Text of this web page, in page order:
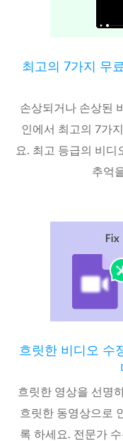
최고의 7가지 무
손상되거나 손상된
인에서 최고의 7가
요. 최고 등급의 비디
추억
흐릿한 비디오 수
흐릿한 영상을 선명
흐릿한 동영상으로
록 하세요. 전문가